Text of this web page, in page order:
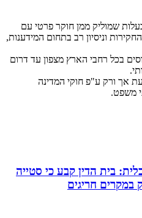
שמוליק ממן חוקר פרטי עם
וניסיון רב בתחום המידענות,
בכל רחבי הארץ מצפון עד דרום
אך ורק ע"פ חוקי המדינה
משפט.
בית הדין קבע כי סטייה
חריגים